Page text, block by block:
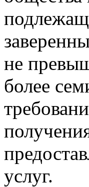
не
более
услуг.